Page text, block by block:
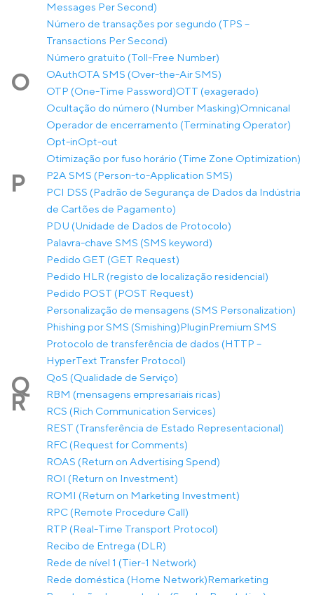
Messages Per Second)
Número de transações por segundo (TPS –
Transactions Per Second)
Número gratuito (Toll-Free Number)
O OAuthOTA SMS (Over-the-Air SMS)
OTP (One-Time Password)OTT (exagerado)
Ocultação do número (Number Masking)Omnicanal
Operador de encerramento (Terminating Operator)
Opt-inOpt-out
Otimização por fuso horário (Time Zone Optimization)
P
P2A SMS (Person-to-Application SMS)
PCI DSS (Padrão de Segurança de Dados da Indústria
de Cartões de Pagamento)
PDU (Unidade de Dados de Protocolo)
Palavra-chave SMS (SMS keyword)
Pedido GET (GET Request)
Pedido HLR (registo de localização residencial)
Pedido POST (POST Request)
Personalização de mensagens (SMS Personalization)
Phishing por SMS (Smishing)PluginPremium SMS
Protocolo de transferência de dados (HTTP –
HyperText Transfer Protocol)
Q QoS (Qualidade de Serviço)
R
RBM (mensagens empresariais ricas)
RCS (Rich Communication Services)
REST (Transferência de Estado Representacional)
RFC (Request for Comments)
ROAS (Return on Advertising Spend)
ROI (Return on Investment)
ROMI (Return on Marketing Investment)
RPC (Remote Procedure Call)
RTP (Real-Time Transport Protocol)
Recibo de Entrega (DLR)
Rede de nível 1 (Tier-1 Network)
Rede doméstica (Home Network)Remarketing